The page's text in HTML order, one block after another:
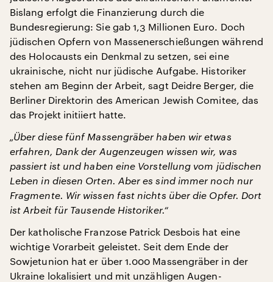
Bislang erfolgt die Finanzierung durch die
Bundesregierung: Sie gab 1,3 Millionen Euro. Doch
jüdischen Opfern von Massenerschießungen während
des Holocausts ein Denkmal zu setzen, sei eine
ukrainische, nicht nur jüdische Aufgabe. Historiker
stehen am Beginn der Arbeit, sagt Deidre Berger, die
Berliner Direktorin des American Jewish Comitee, das
das Projekt initiiert hatte.
„Über diese fünf Massengräber haben wir etwas
erfahren, Dank der Augenzeugen wissen wir, was
passiert ist und haben eine Vorstellung vom jüdischen
Leben in diesen Orten. Aber es sind immer noch nur
Fragmente. Wir wissen fast nichts über die Opfer. Dort
ist Arbeit für Tausende Historiker.“
Der katholische Franzose Patrick Desbois hat eine
wichtige Vorarbeit geleistet. Seit dem Ende der
Sowjetunion hat er über 1.000 Massengräber in der
Ukraine lokalisiert und mit unzähligen Augen-